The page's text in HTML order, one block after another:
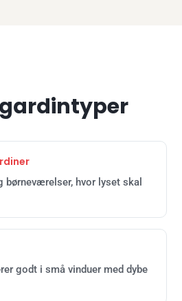
hvor lyset skal
godt i små vinduer med dybe